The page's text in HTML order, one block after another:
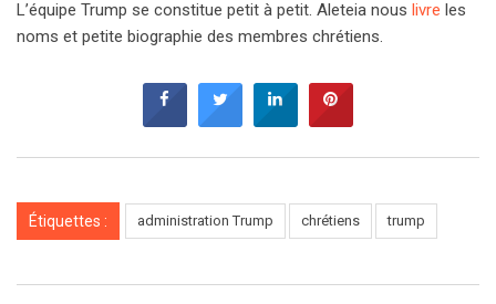
L’équipe Trump se constitue petit à petit. Aleteia nous livre les
noms et petite biographie des membres chrétiens.
Étiquettes : administration Trump chrétiens trump